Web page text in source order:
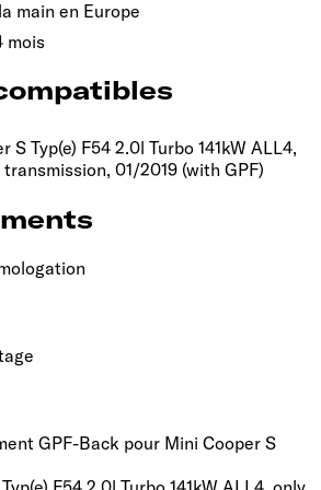
main en Europe
mois
S Typ(e) F54 2.0l Turbo 141kW ALL4,
01/2019 (with GPF)
GPF-Back pour Mini Cooper S